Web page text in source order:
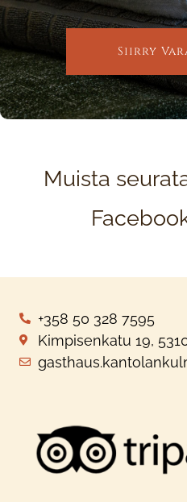
Siirry
Muista
+358 50 328 7595
Kimpisenkatu 19,